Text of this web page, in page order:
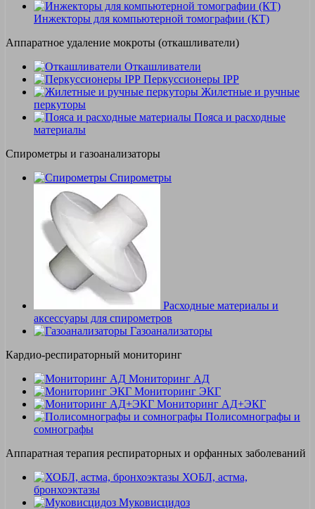
Инжекторы для компьютерной томографии (КТ)
Аппаратное удаление мокроты (откашливатели)
Откашливатели
Перкуссионеры IPP
Жилетные и ручные
перкуторы
Пояса и расходные
материалы
Спирометры и газоанализаторы
Спирометры
Расходные материалы и
аксессуары для спирометров
Газоанализаторы
Кардио-респираторный мониторинг
Мониторинг АД
Мониторинг ЭКГ
Мониторинг АД+ЭКГ
Полисомнографы и
сомнографы
Аппаратная терапия респираторных и орфанных заболеваний
ХОБЛ, астма,
бронхоэктазы
Муковисцидоз